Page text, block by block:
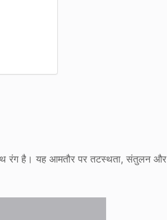
रंग है। यह आमतौर पर तटस्थता, संतुलन और